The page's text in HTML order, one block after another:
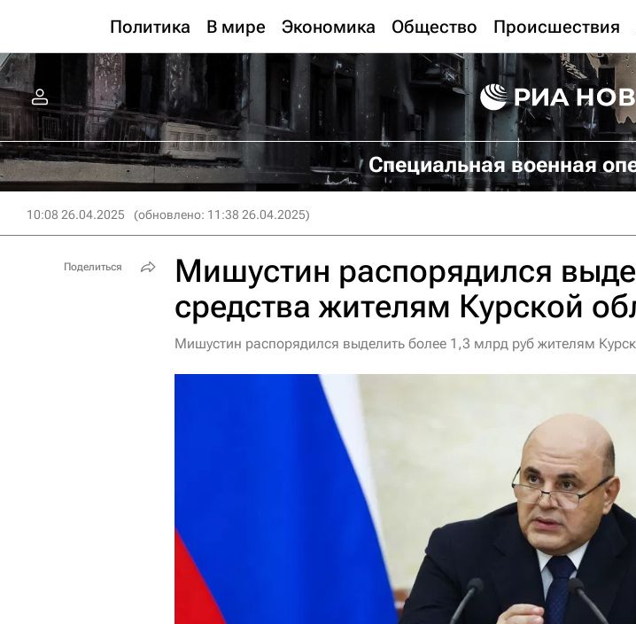
Политика В мире Экономика Общество Происшествия
Специальная военная
10:08 26.04.2025 (обновлено: 11:38 26.04.2025)
Мишустин распорядился
средства жителям Курской
Мишустин распорядился выделить более 1,3 млрд руб жителям
Поделиться